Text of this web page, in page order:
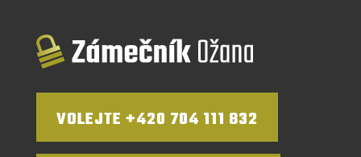
VOLEJTE +420 704 111 832